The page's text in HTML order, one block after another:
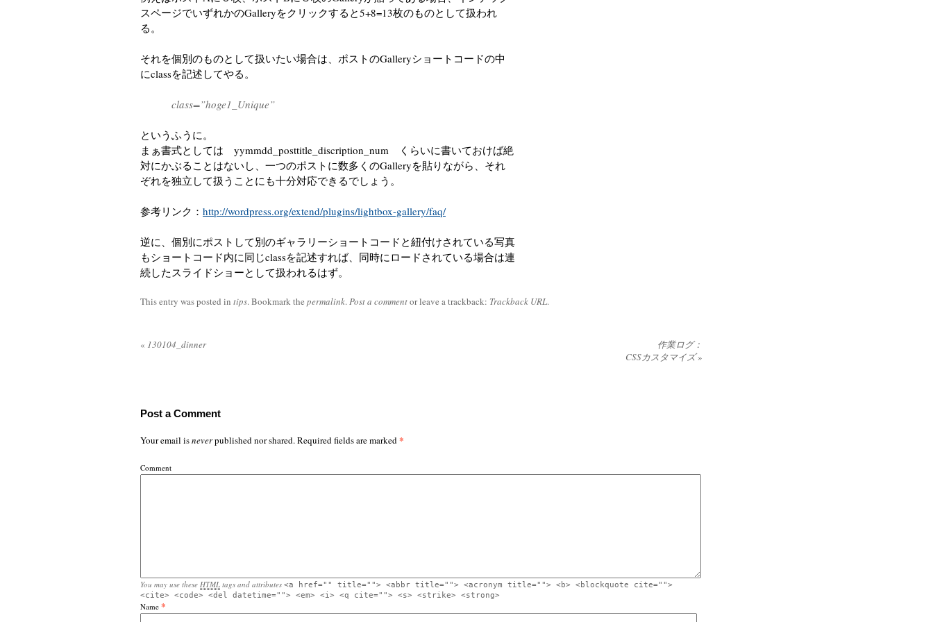
スページでいずれかのGalleryをクリックすると5+8=13枚のものとして扱われ
る。
それを個別のものとして扱いたい場合は、ポストのGalleryショートコードの中
にclassを記述してやる。
class=”hoge1_Unique”
というふうに。
まぁ書式としては yymmdd_posttitle_discription_num くらいに書いておけば絶
対にかぶることはないし、一つのポストに数多くのGalleryを貼りながら、それ
ぞれを独立して扱うことにも十分対応できるでしょう。
参考リンク： http://wordpress.org/extend/plugins/lightbox-gallery/faq/
逆に、個別にポストして別のギャラリーショートコードと紐付けされている写真
もショートコード内に同じclassを記述すれば、同時にロードされている場合は連
続したスライドショーとして扱われるはず。
This entry was posted in tips. Bookmark the permalink.Post a commentor leave a trackback: Trackback URL.
« 130104_dinner
作業ログ：
CSSカスタマイズ»
Post a Comment
Your email isneverpublished nor shared. Required fields are marked*
Comment
You may use these HTML tags and attributes <a href="" title=""> <abbr title=""> <acronym title=""> <b> <blockquote cite="">
<cite> <code> <del datetime=""> <em> <i> <q cite=""> <s> <strike> <strong>
Name *